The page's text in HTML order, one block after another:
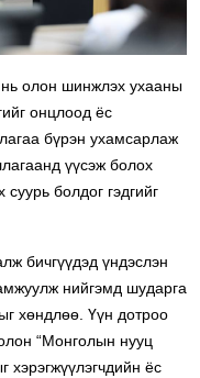
олон шинжлэх ухааны
онцлоод ёс
бүрэн ухамсарлаж
үүсэж болох
болдог гэдгийг
бичгүүдэд үндэслэн
нийгэмд шударга
хөндлөө. Үүн дотроо
“Монголын нууц
хэрэгжүүлэгчдийн ёс